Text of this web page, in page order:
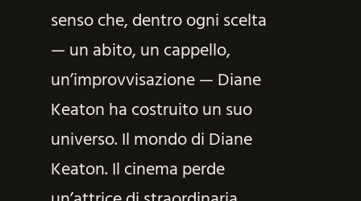
senso che, dentro ogni scelta
— un abito, un cappello,
un’improvvisazione — Diane
Keaton ha costruito un suo
universo. Il mondo di Diane
Keaton. Il cinema perde